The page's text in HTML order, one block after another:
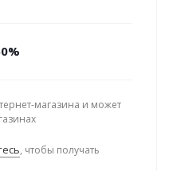
магазина и может
, чтобы получать